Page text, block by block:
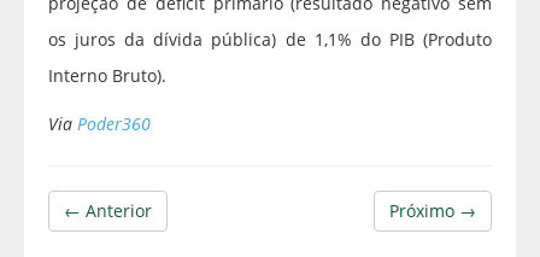
os juros da dívida pública) de 1,1% do PIB (Produto
Interno Bruto).
Via Poder360
Próximo →
← Anterior